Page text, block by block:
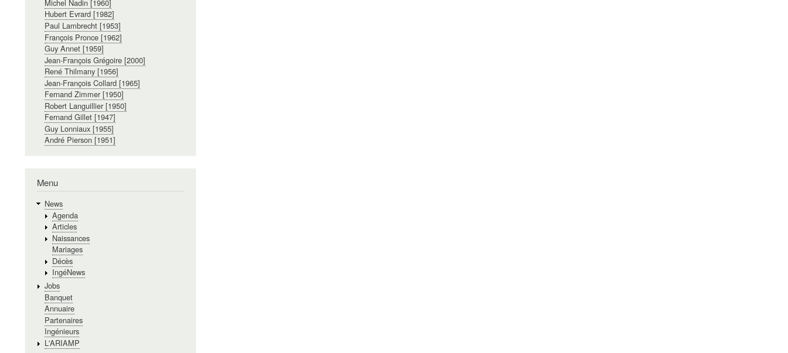
Michel Nadin [1960]
Hubert Evrard [1982]
Paul Lambrecht [1953]
François Pronce [1962]
Guy Annet [1959]
Jean-François Grégoire [2000]
René Thilmany [1956]
Jean-François Collard [1965]
Fernand Zimmer [1950]
Robert Languillier [1950]
Fernand Gillet [1947]
Guy Lonniaux [1955]
André Pierson [1951]
Menu
News
Agenda
Articles
Naissances
Mariages
Décès
IngéNews
Jobs
Banquet
Annuaire
Partenaires
Ingénieurs
L'ARIAMP